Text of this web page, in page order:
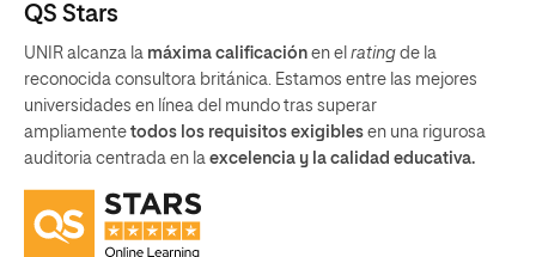
QS Stars
UNIR alcanza la máxima calificación en el rating de la
reconocida consultora británica. Estamos entre las mejores
universidades en línea del mundo tras superar
ampliamente todos los requisitos exigibles en una rigurosa
auditoria centrada en la excelencia y la calidad educativa.